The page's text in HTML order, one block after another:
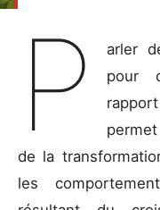
P arler
pour
de la
les